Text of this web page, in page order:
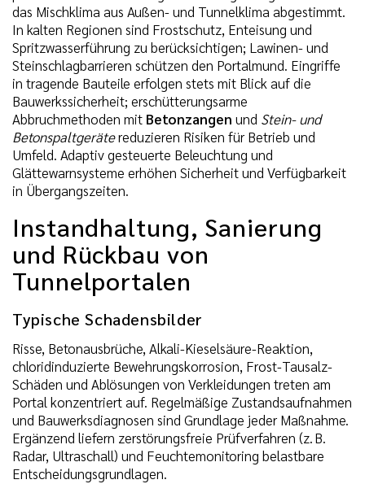
das Mischklima aus Außen- und Tunnelklima abgestimmt.
In kalten Regionen sind Frostschutz, Enteisung und
Spritzwasserführung zu berücksichtigen; Lawinen- und
Steinschlagbarrieren schützen den Portalmund. Eingriffe
in tragende Bauteile erfolgen stets mit Blick auf die
Bauwerkssicherheit; erschütterungsarme
Abbruchmethoden mit Betonzangen und Stein- und
Betonspaltgerätereduzieren Risiken für Betrieb und
Umfeld. Adaptiv gesteuerte Beleuchtung und
Glättewarnsysteme erhöhen Sicherheit und Verfügbarkeit
in Übergangszeiten.
Instandhaltung, Sanierung
und Rückbau von
Tunnelportalen
Typische Schadensbilder
Risse, Betonausbrüche, Alkali-Kieselsäure-Reaktion,
chloridinduzierte Bewehrungskorrosion, Frost-Tausalz-
Schäden und Ablösungen von Verkleidungen treten am
Portal konzentriert auf. Regelmäßige Zustandsaufnahmen
und Bauwerksdiagnosen sind Grundlage jeder Maßnahme.
Ergänzend liefern zerstörungsfreie Prüfverfahren (z. B.
Radar, Ultraschall) und Feuchtemonitoring belastbare
Entscheidungsgrundlagen.